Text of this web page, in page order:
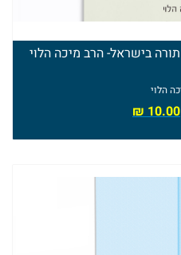
בישראל- הרב מיכה הלוי
הלוי
10.00
₪